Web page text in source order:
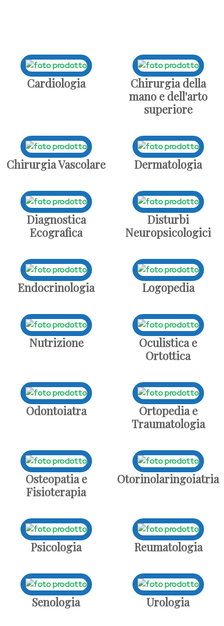
Cardiologia
Chirurgia della
mano e dell'arto
superiore
Chirurgia Vascolare Dermatologia
Diagnostica
Ecografica
Disturbi
Neuropsicologici
Endocrinologia Logopedia
Nutrizione
Oculistica e
Ortottica
Odontoiatra
Ortopedia e
Traumatologia
Osteopatia e
Fisioterapia
Otorinolaringoiatria
Psicologia Reumatologia
Senologia Urologia